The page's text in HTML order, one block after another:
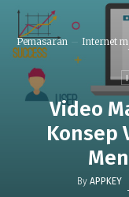
Pemasaran Internet
Video
Konsep
By APPKEY